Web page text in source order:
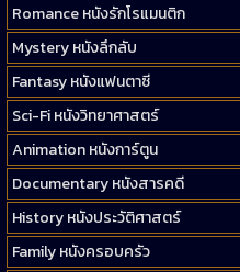
Romance หนังรักโรแมนติก
Mystery หนังลึกลับ
Fantasy หนังแฟนตาซี
Sci-Fi หนังวิทยาศาสตร์
Animation หนังการ์ตูน
Documentary หนังสารคดี
History หนังประวัติศาสตร์
Family หนังครอบครัว